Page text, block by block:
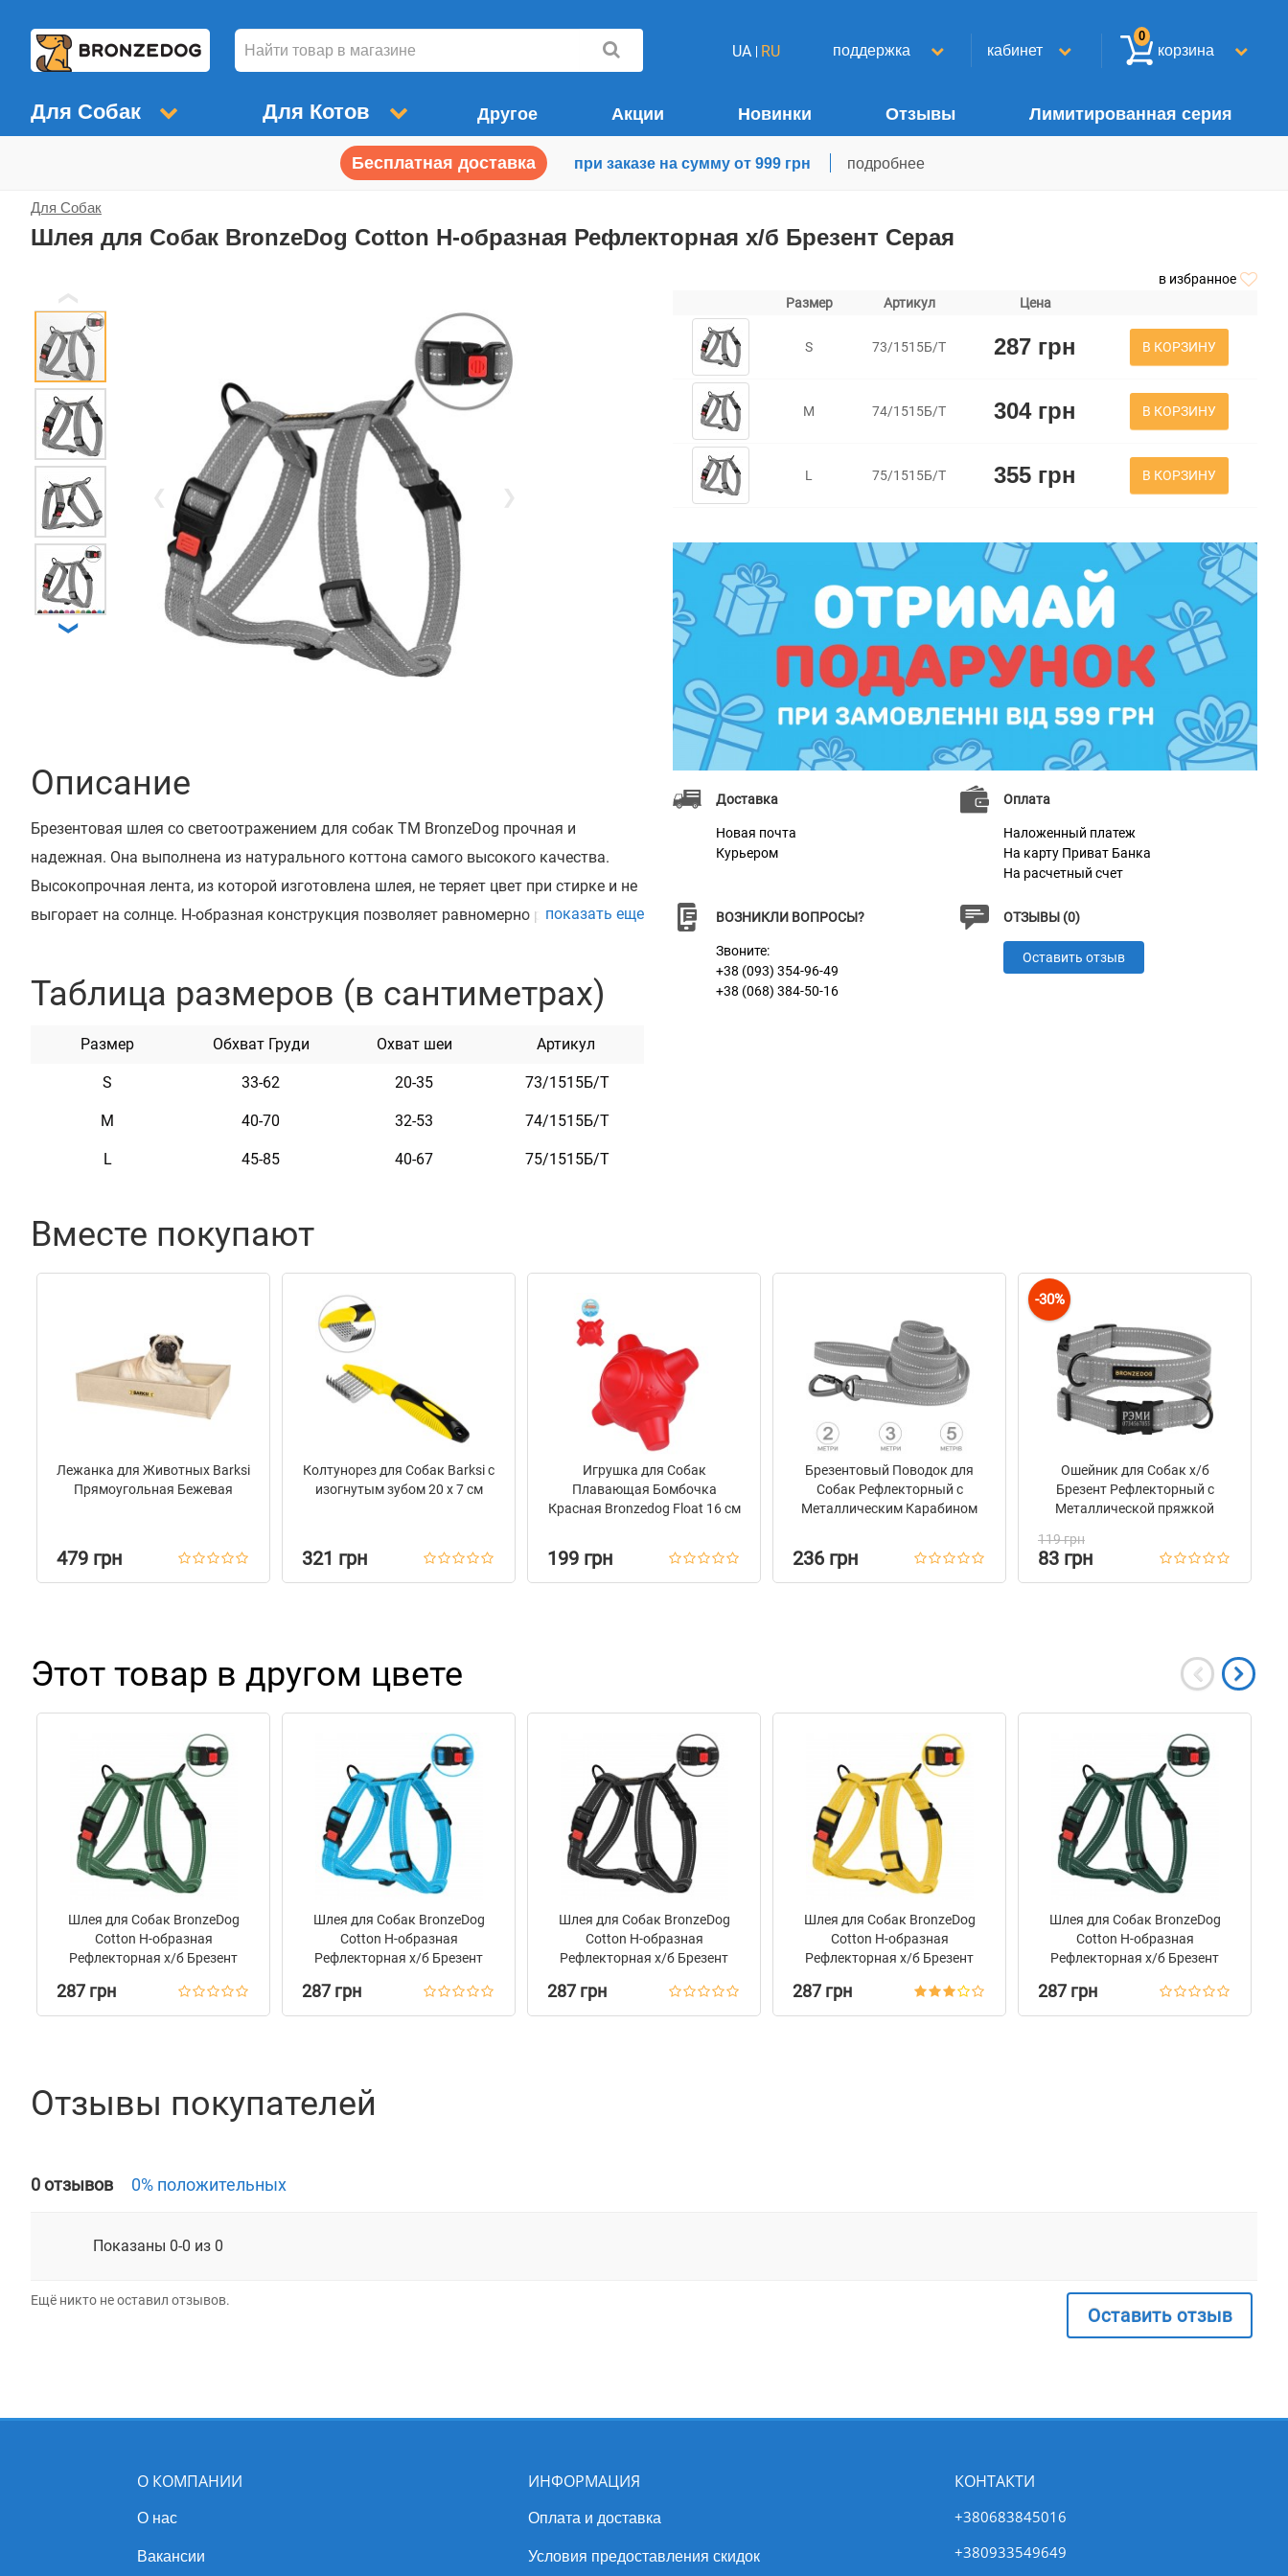
UA RU поддержка кабинет корзина
0
Для Собак Для Котов Другое Акции Новинки Отзывы Лимитированная серия
Бесплатная доставка при заказе на сумму от 999 грн подробнее
Для Собак
Шлея для Собак BronzeDog Сotton Н-образная Рефлекторная х/б Брезент Серая
в избранное
❯
Описание
Брезентовая шлея со светоотражением для собак ТМ BronzeDog прочная и
надежная. Она выполнена из натурального коттона самого высокого качества.
Высокопрочная лента, из которой изготовлена шлея, не теряет цвет при стирке и не
выгорает на солнце. Н-образная конструкция позволяет равномерно распределить
неприхотлива в уходе.
Характеристики
Материал Брезент
Серый
показать еще
Таблица размеров (в сантиметрах)
Размер Обхват Груди Охват шеи Артикул
S 33-62 20-35 73/1515Б/Т
M 40-70 32-53 74/1515Б/Т
L 45-85 40-67 75/1515Б/Т
Размер Артикул Цена
S 73/1515Б/Т 287 грн В КОРЗИНУ
M 74/1515Б/Т 304 грн В КОРЗИНУ
L 75/1515Б/Т 355 грн В КОРЗИНУ
Доставка
Новая почта
Курьером
Оплата
Наложенный платеж
На карту Приват Банка
На расчетный счет
ВОЗНИКЛИ ВОПРОСЫ?
Звоните:
+38 (093) 354-96-49
+38 (068) 384-50-16
ОТЗЫВЫ (0)
Оставить отзыв
Вместе покупают
Лежанка для Животных Barksi
Прямоугольная Бежевая
479 грн
Колтунорез для Собак Barksi с
изогнутым зубом 20 х 7 см
321 грн
Игрушка для Собак
Плавающая Бомбочка
Красная Bronzedog Float 16 см
199 грн
Брезентовый Поводок для
Собак Рефлекторный с
Металлическим Карабином
236 грн
-30%
Ошейник для Собак х/б
Брезент Рефлекторный c
Металлической пряжкой
119 грн
83 грн
Этот товар в другом цвете
Шлея для Собак BronzeDog
Сotton Н-образная
Рефлекторная х/б Брезент
287 грн
Шлея для Собак BronzeDog
Сotton Н-образная
Рефлекторная х/б Брезент
287 грн
Шлея для Собак BronzeDog
Сotton Н-образная
Рефлекторная х/б Брезент
287 грн
Шлея для Собак BronzeDog
Сotton Н-образная
Рефлекторная х/б Брезент
287 грн
Шлея для Собак BronzeDog
Сotton Н-образная
Рефлекторная х/б Брезент
287 грн
Отзывы покупателей
0 отзывов 0% положительных
Показаны 0-0 из 0
Ещё никто не оставил отзывов.
Оставить отзыв
О КОМПАНИИ
О нас
Вакансии
ИНФОРМАЦИЯ
Оплата и доставка
Условия предоставления скидок
КОНТАКТИ
+380683845016
+380933549649